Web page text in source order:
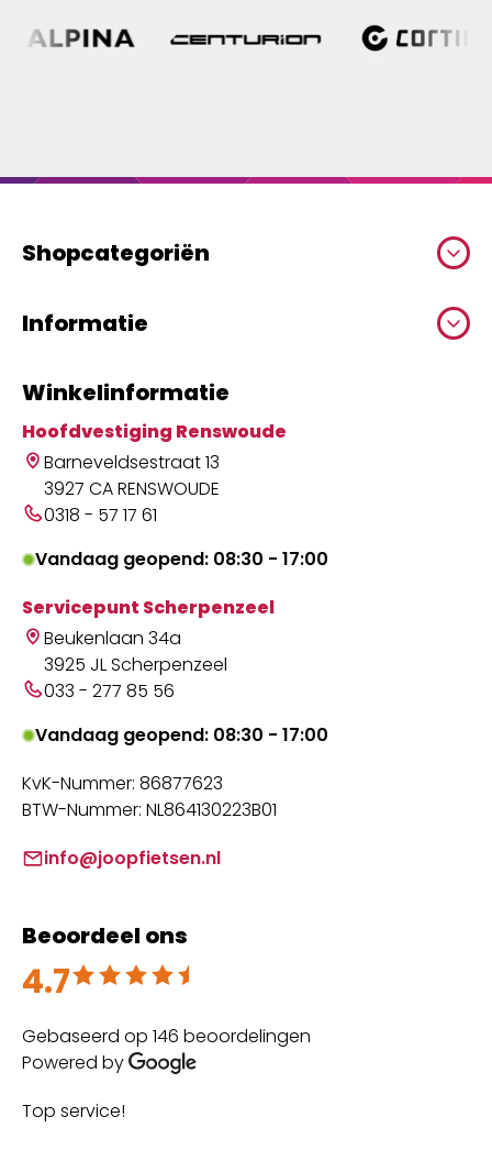
Shopcategoriën
Informatie
Winkelinformatie
Hoofdvestiging Renswoude
Barneveldsestraat 13
3927 CA RENSWOUDE
0318 - 57 17 61
Vandaag geopend: 08:30 - 17:00
Servicepunt Scherpenzeel
Beukenlaan 34a
3925 JL Scherpenzeel
033 - 277 85 56
Vandaag geopend: 08:30 - 17:00
KvK-Nummer: 86877623
BTW-Nummer: NL864130223B01
info@joopfietsen.nl
Beoordeel ons
4.7
Beoordeeld met 4.7 uit 5
Gebaseerd op 146 beoordelingen
Powered by
Top service!